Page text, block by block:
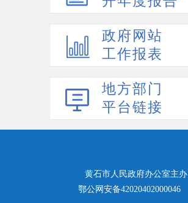
政府网站
工作报表
地方部门
平台链接
黄石市人民政府办公室主办
鄂公网安备42020402000046